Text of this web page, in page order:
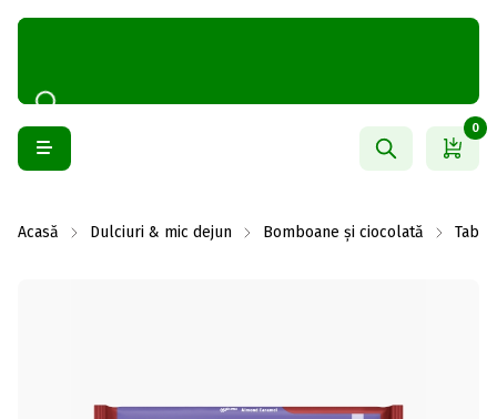
0
Acasă Dulciuri & mic dejun Bomboane și ciocolată